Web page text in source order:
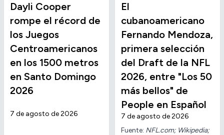
Dayli Cooper
rompe el récord de
los Juegos
Centroamericanos
en los 1500 metros
en Santo Domingo
2026
7 de agosto de 2026
El
cubanoamericano
Fernando Mendoza,
primera selección
del Draft de la NFL
2026, entre "Los 50
más bellos" de
People en Español
7 de agosto de 2026
Fuente: NFL.com; Wikipedia;